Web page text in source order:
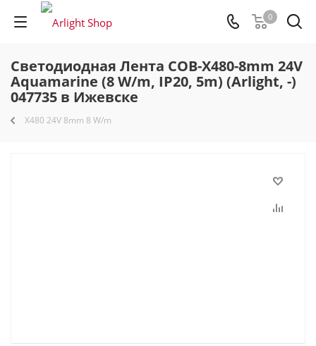
0
Светодиодная Лента COB-X480-8mm 24V
Aquamarine (8 W/m, IP20, 5m) (Arlight, -)
047735 в Ижевске
X480 24V 8mm 8 W/m